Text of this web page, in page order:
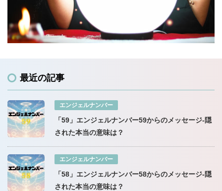
最近の記事
エンジェルナンバー
「59」エンジェルナンバー59からのメッセージ-隠
された本当の意味は？
エンジェルナンバー
「58」エンジェルナンバー58からのメッセージ-隠
された本当の意味は？